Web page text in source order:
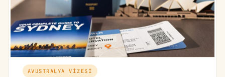
AVUSTRALYA VIZESI